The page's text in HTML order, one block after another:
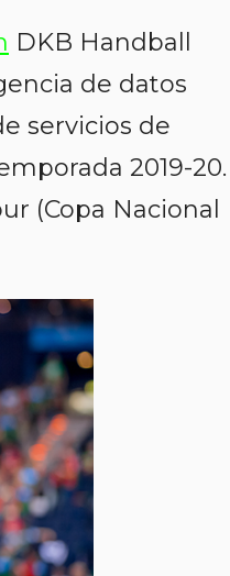
DKB Handball
de datos
servicios de
2019-20.
(Copa Nacional